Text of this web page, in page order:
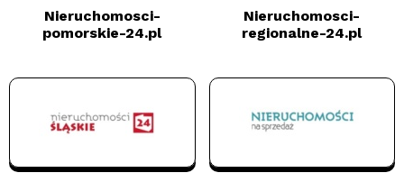
Nieruchomosci-
pomorskie-24.pl
Nieruchomosci-
regionalne-24.pl